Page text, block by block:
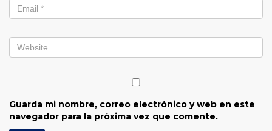
Guarda mi nombre, correo electrónico y web en este
navegador para la próxima vez que comente.